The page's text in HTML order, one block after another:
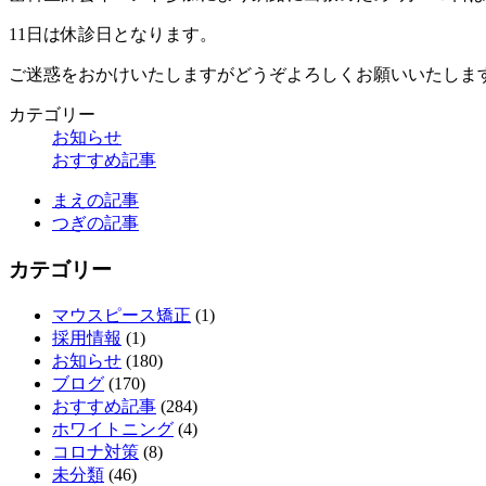
11日は休診日となります。
ご迷惑をおかけいたしますがどうぞよろしくお願いいたしま
カテゴリー
お知らせ
おすすめ記事
まえの記事
つぎの記事
カテゴリー
マウスピース矯正 (1)
採用情報 (1)
お知らせ (180)
ブログ (170)
おすすめ記事 (284)
ホワイトニング (4)
コロナ対策 (8)
未分類 (46)